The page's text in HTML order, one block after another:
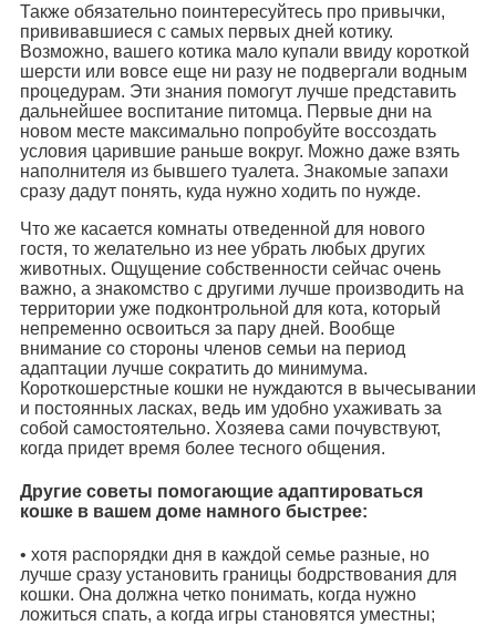
Также обязательно поинтересуйтесь про привычки,
прививавшиеся с самых первых дней котику.
Возможно, вашего котика мало купали ввиду короткой
шерсти или вовсе еще ни разу не подвергали водным
процедурам. Эти знания помогут лучше представить
дальнейшее воспитание питомца. Первые дни на
новом месте максимально попробуйте воссоздать
условия царившие раньше вокруг. Можно даже взять
наполнителя из бывшего туалета. Знакомые запахи
сразу дадут понять, куда нужно ходить по нужде.
Что же касается комнаты отведенной для нового
гостя, то желательно из нее убрать любых других
животных. Ощущение собственности сейчас очень
важно, а знакомство с другими лучше производить на
территории уже подконтрольной для кота, который
непременно освоиться за пару дней. Вообще
внимание со стороны членов семьи на период
адаптации лучше сократить до минимума.
Короткошерстные кошки не нуждаются в вычесывании
и постоянных ласках, ведь им удобно ухаживать за
собой самостоятельно. Хозяева сами почувствуют,
когда придет время более тесного общения.
Другие советы помогающие адаптироваться
кошке в вашем доме намного быстрее:
• хотя распорядки дня в каждой семье разные, но
лучше сразу установить границы бодрствования для
кошки. Она должна четко понимать, когда нужно
ложиться спать, а когда игры становятся уместны;